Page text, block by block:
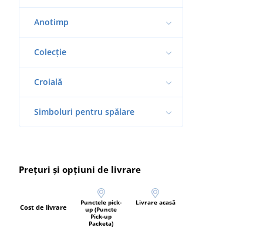
Anotimp
Colecție
Croială
Simboluri pentru spălare
Prețuri și opțiuni de livrare
Cost de livrare
Punctele pick-
up (Puncte
Pick-up
Packeta)
Livrare acasă